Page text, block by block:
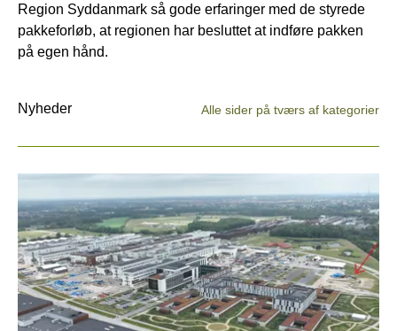
Region Syddanmark så gode erfaringer med de styrede
pakkeforløb, at regionen har besluttet at indføre pakken
på egen hånd.
Nyheder Alle sider på tværs af kategorier